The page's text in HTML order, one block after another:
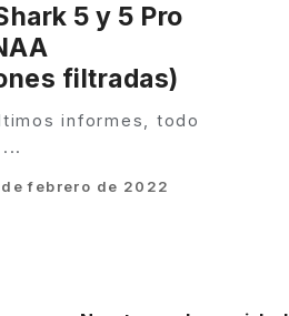
5 y 5 Pro
filtradas)
informes, todo
...
de febrero de 2022